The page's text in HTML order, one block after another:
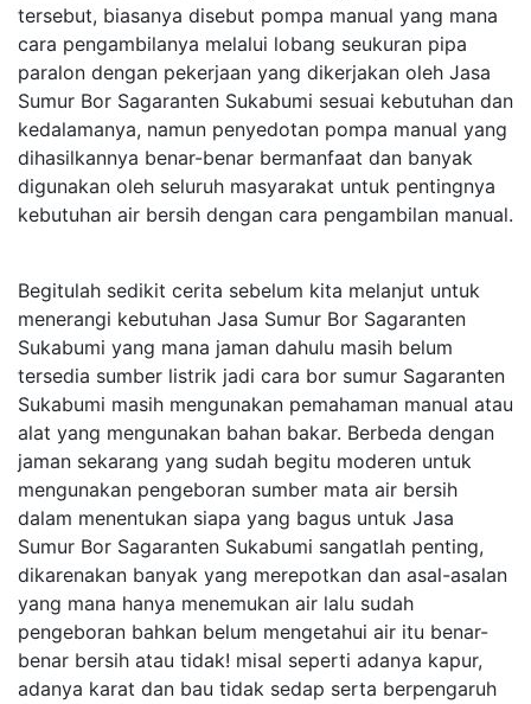
tersebut, biasanya disebut pompa manual yang mana
cara pengambilanya melalui lobang seukuran pipa
paralon dengan pekerjaan yang dikerjakan oleh Jasa
Sumur Bor Sagaranten Sukabumi sesuai kebutuhan dan
kedalamanya, namun penyedotan pompa manual yang
dihasilkannya benar-benar bermanfaat dan banyak
digunakan oleh seluruh masyarakat untuk pentingnya
kebutuhan air bersih dengan cara pengambilan manual.
Begitulah sedikit cerita sebelum kita melanjut untuk
menerangi kebutuhan Jasa Sumur Bor Sagaranten
Sukabumi yang mana jaman dahulu masih belum
tersedia sumber listrik jadi cara bor sumur Sagaranten
Sukabumi masih mengunakan pemahaman manual atau
alat yang mengunakan bahan bakar. Berbeda dengan
jaman sekarang yang sudah begitu moderen untuk
mengunakan pengeboran sumber mata air bersih
dalam menentukan siapa yang bagus untuk Jasa
Sumur Bor Sagaranten Sukabumi sangatlah penting,
dikarenakan banyak yang merepotkan dan asal-asalan
yang mana hanya menemukan air lalu sudah
pengeboran bahkan belum mengetahui air itu benar-
benar bersih atau tidak! misal seperti adanya kapur,
adanya karat dan bau tidak sedap serta berpengaruh